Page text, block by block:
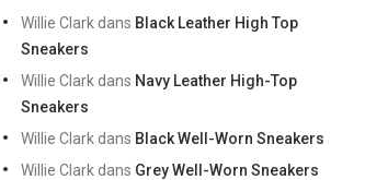
Willie Clark dans Black Leather High Top
Sneakers
Willie Clark dans Navy Leather High-Top
Sneakers
Willie Clark dans Black Well-Worn Sneakers
Willie Clark dans Grey Well-Worn Sneakers